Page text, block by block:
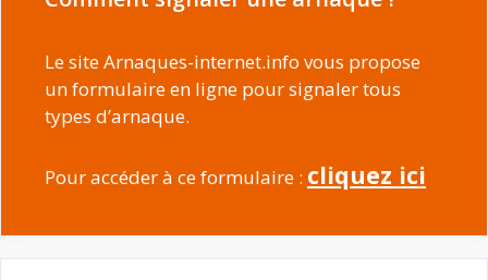
Le site Arnaques-internet.info vous propose
un formulaire en ligne pour signaler tous
types d’arnaque.
Pour accéder à ce formulaire : cliquez ici